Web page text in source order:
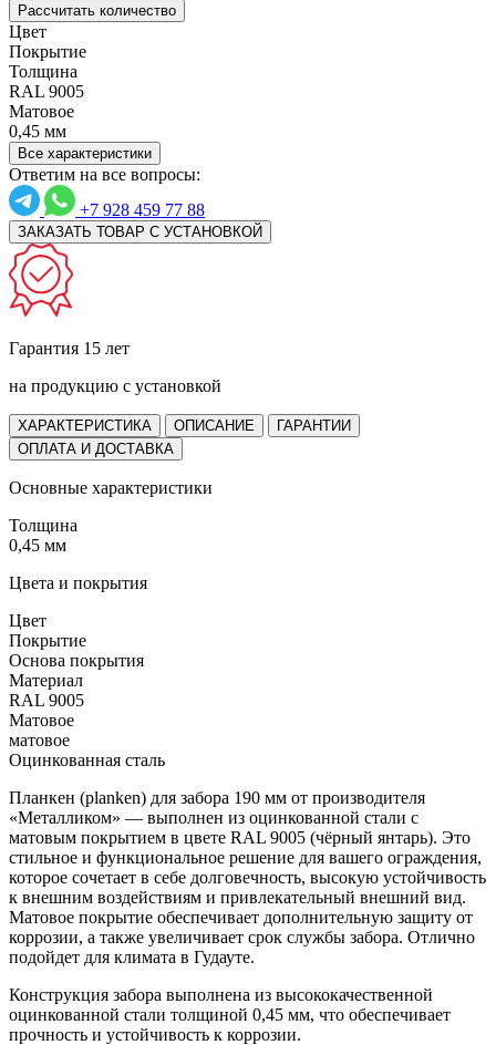
Рассчитать количество
Цвет
Покрытие
Толщина
RAL 9005
Матовое
0,45 мм
Все характеристики
Ответим на все вопросы:
+7 928 459 77 88
ЗАКАЗАТЬ ТОВАР С УСТАНОВКОЙ
Гарантия 15 лет
на продукцию с установкой
ХАРАКТЕРИСТИКА ОПИСАНИЕ
ГАРАНТИИ
ОПЛАТА И ДОСТАВКА
Основные характеристики
Толщина
0,45 мм
Цвета и покрытия
Цвет
Покрытие
Основа покрытия
Материал
RAL 9005
Матовое
матовое
Оцинкованная сталь
Планкен (planken) для забора 190 мм от производителя
«Металликом» — выполнен из оцинкованной стали с
матовым покрытием в цвете RAL 9005 (чёрный янтарь). Это
стильное и функциональное решение для вашего ограждения,
которое сочетает в себе долговечность, высокую устойчивость
к внешним воздействиям и привлекательный внешний вид.
Матовое покрытие обеспечивает дополнительную защиту от
коррозии, а также увеличивает срок службы забора. Отлично
подойдет для климата в Гудауте.
Конструкция забора выполнена из высококачественной
оцинкованной стали толщиной 0,45 мм, что обеспечивает
прочность и устойчивость к коррозии.